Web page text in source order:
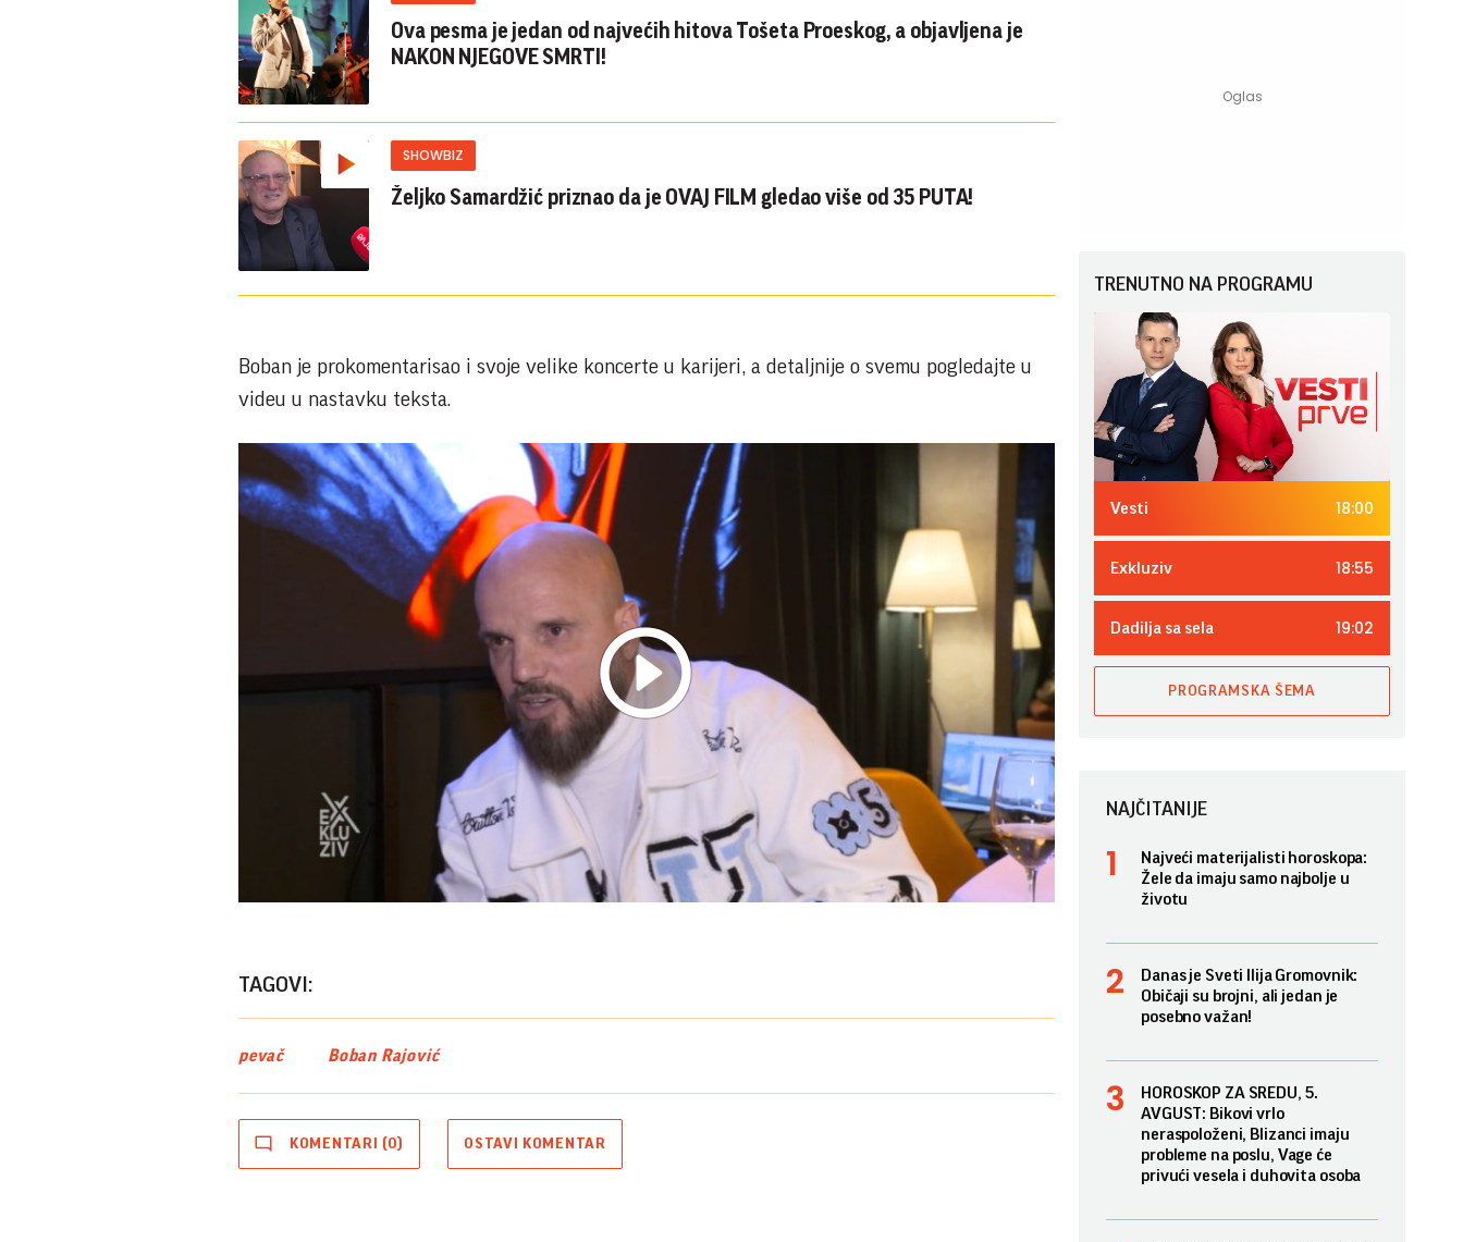
Ova pesma je jedan od najvećih hitova Tošeta Proeskog, a objavljena je
NAKON NJEGOVE SMRTI!
SHOWBIZ
Željko Samardžić priznao da je OVAJ FILM gledao više od 35 PUTA!
Boban je prokomentarisao i svoje velike koncerte u karijeri, a detaljnije o svemu pogledajte u
videu u nastavku teksta.
Play
Video
TAGOVI:
pevač Boban Rajović
KOMENTARI (0) OSTAVI KOMENTAR
TRENUTNO NA PROGRAMU
Vesti 18:00
Exkluziv 18:55
Dadilja sa sela 19:02
PROGRAMSKA ŠEMA
NAJČITANIJE
Najveći materijalisti horoskopa:
Žele da imaju samo najbolje u
životu
Danas je Sveti Ilija Gromovnik:
Običaji su brojni, ali jedan je
posebno važan!
HOROSKOP ZA SREDU, 5.
AVGUST: Bikovi vrlo
neraspoloženi, Blizanci imaju
probleme na poslu, Vage će
privući vesela i duhovita osoba